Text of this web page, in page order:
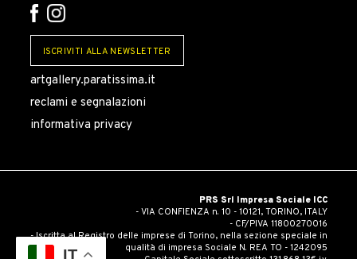
ISCRIVITI ALLA NEWSLETTER
artgallery.paratissima.it
reclami e segnalazioni
informativa privacy
PRS Srl Impresa Sociale ICC
- VIA CONFIENZA n. 10 - 10121, TORINO, ITALY
- CF/PIVA 11800270016
- Iscritta al Registro delle imprese di Torino, nella sezione speciale in
qualità di impresa Sociale N. REA TO - 1242095
IT